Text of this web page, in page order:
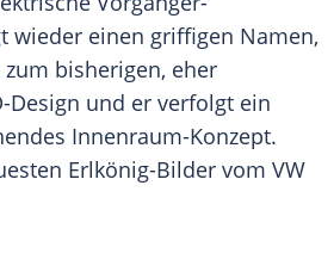
wieder einen griffigen Namen,
bisherigen, eher
Design und er verfolgt ein
Innenraum-Konzept.
Erlkönig-Bilder vom VW